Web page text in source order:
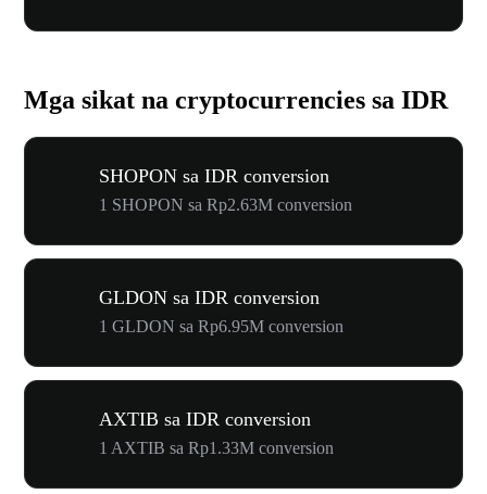
Mga sikat na cryptocurrencies sa IDR
SHOPON sa IDR conversion
1 SHOPON sa Rp2.63M conversion
GLDON sa IDR conversion
1 GLDON sa Rp6.95M conversion
AXTIB sa IDR conversion
1 AXTIB sa Rp1.33M conversion